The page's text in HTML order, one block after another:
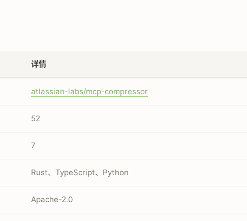
详情
atlassian-labs/mcp-compressor
52
7
Rust、TypeScript、Python
Apache-2.0